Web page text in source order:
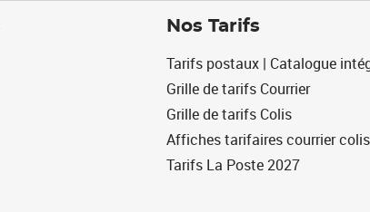
Nos Tarifs
Tarifs postaux | Catalogue
Grille de tarifs Courrier
Grille de tarifs Colis
Affiches tarifaires courrier colis
Tarifs La Poste 2027